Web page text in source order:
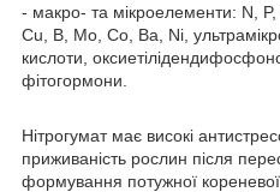
- макро- та мікроелементи: N,
Cu, B, Mo, Co, Ba, Ni,
кислоти,
фітогормони.
Нітрогумат має високі
приживаність рослин після
формування потужної